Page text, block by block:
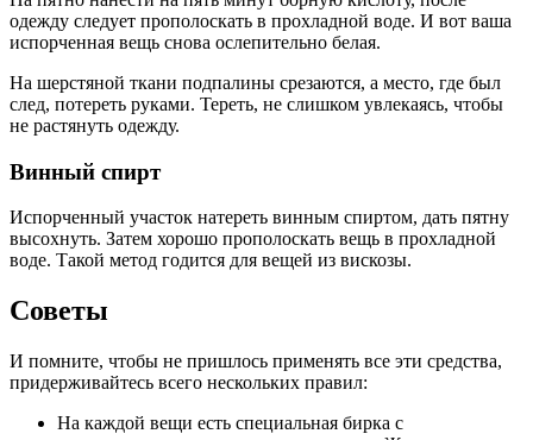
одежду следует прополоскать в прохладной воде. И вот ваша
испорченная вещь снова ослепительно белая.
На шерстяной ткани подпалины срезаются, а место, где был
след, потереть руками. Тереть, не слишком увлекаясь, чтобы
не растянуть одежду.
Винный спирт
Испорченный участок натереть винным спиртом, дать пятну
высохнуть. Затем хорошо прополоскать вещь в прохладной
воде. Такой метод годится для вещей из вискозы.
Советы
И помните, чтобы не пришлось применять все эти средства,
придерживайтесь всего нескольких правил:
На каждой вещи есть специальная бирка с